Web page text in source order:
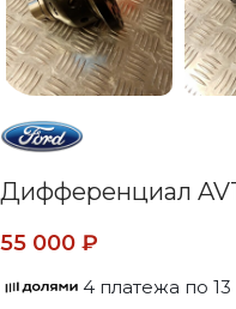
Дифференциал
55 000 ₽
4 платежа по